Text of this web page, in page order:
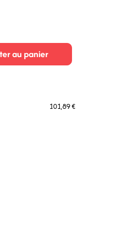
au panier
101,89 €